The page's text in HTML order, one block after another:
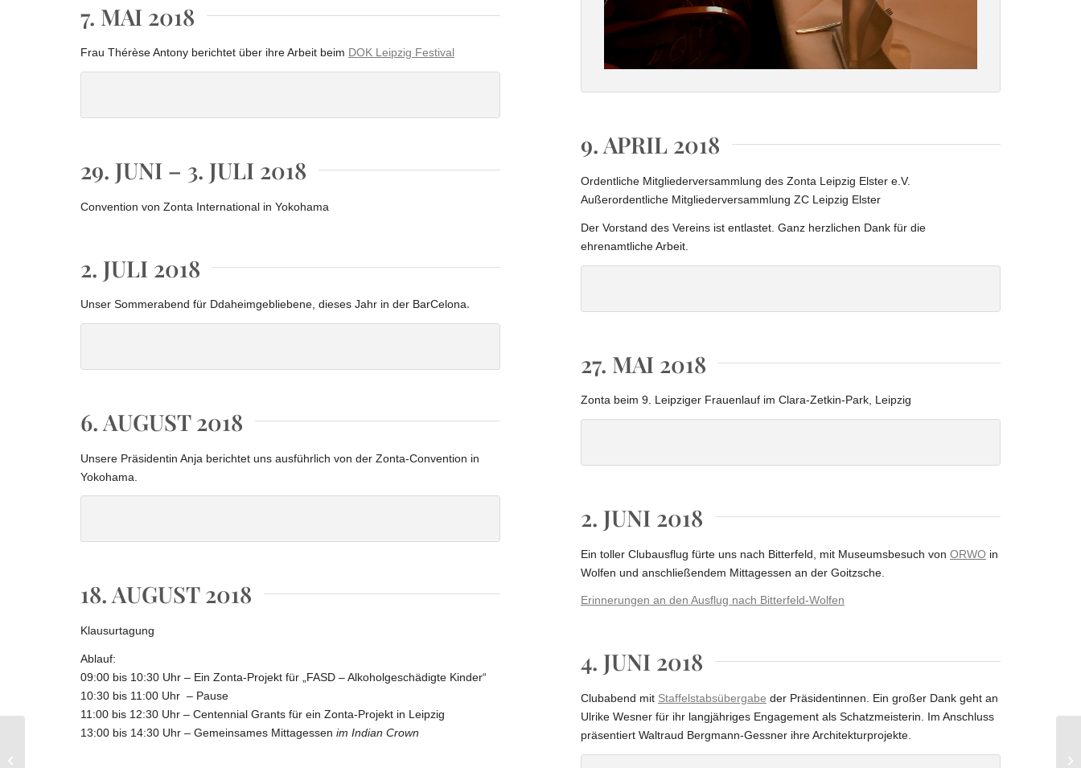
7. MAI 2018
Frau Thérèse Antony berichtet über ihre Arbeit beim DOK Leipzig Festival
29. JUNI – 3. JULI 2018
Convention von Zonta International in Yokohama
2. JULI 2018
Unser Sommerabend für Ddaheimgebliebene, dieses Jahr in der BarCelona.
6. AUGUST 2018
Unsere Präsidentin Anja berichtet uns ausführlich von der Zonta-Convention in
Yokohama.
18. AUGUST 2018
Klausurtagung
Ablauf:
09:00 bis 10:30 Uhr – Ein Zonta-Projekt für „FASD – Alkoholgeschädigte Kinder“
10:30 bis 11:00 Uhr – Pause
11:00 bis 12:30 Uhr – Centennial Grants für ein Zonta-Projekt in Leipzig
13:00 bis 14:30 Uhr – Gemeinsames Mittagessen im Indian Crown
9. APRIL 2018
Ordentliche Mitgliederversammlung des Zonta Leipzig Elster e.V.
Außerordentliche Mitgliederversammlung ZC Leipzig Elster
Der Vorstand des Vereins ist entlastet. Ganz herzlichen Dank für die
ehrenamtliche Arbeit.
27. MAI 2018
Zonta beim 9. Leipziger Frauenlauf im Clara-Zetkin-Park, Leipzig
2. JUNI 2018
Ein toller Clubausflug fürte uns nach Bitterfeld, mit Museumsbesuch von ORWO in
Wolfen und anschließendem Mittagessen an der Goitzsche.
Erinnerungen an den Ausflug nach Bitterfeld-Wolfen
4. JUNI 2018
Clubabend mit Staffelstabsübergabe der Präsidentinnen. Ein großer Dank geht an
Ulrike Wesner für ihr langjähriges Engagement als Schatzmeisterin. Im Anschluss
präsentiert Waltraud Bergmann-Gessner ihre Architekturprojekte.